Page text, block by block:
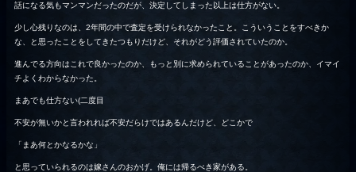
話になる気もマンマンだったのだが、決定してしまった以上は仕方がない。
少し心残りなのは、2年間の中で査定を受けられなかったこと。こういうことをすべきか
な、と思ったことをしてきたつもりだけど、それがどう評価されていたのか。
進んでる方向はこれで良かったのか、もっと別に求められていることがあったのか、イマイ
チよくわからなかった。
まあでも仕方ない(二度目
不安が無いかと言われれば不安だらけではあるんだけど、どこかで
「まあ何とかなるかな」
と思っていられるのは嫁さんのおかげ。俺には帰るべき家がある。